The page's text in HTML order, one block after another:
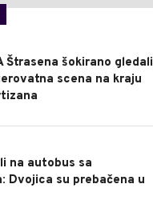
Štrasena šokirano gledali
scena na kraju
na autobus sa
Dvojica su prebačena u